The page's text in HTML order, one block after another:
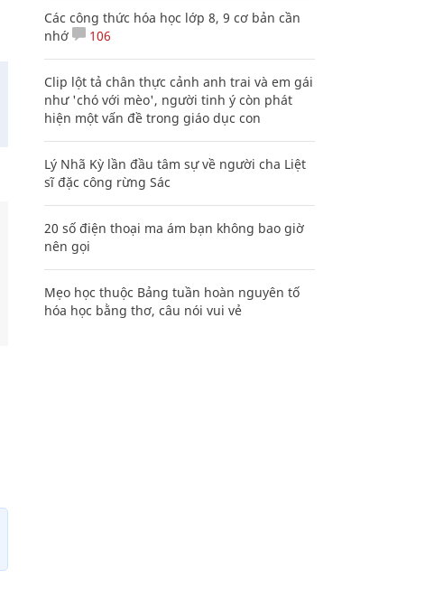
Các công thức hóa học lớp 8, 9 cơ bản cần
nhớ
106
Clip lột tả chân thực cảnh anh trai và em gái
như 'chó với mèo', người tinh ý còn phát
hiện một vấn đề trong giáo dục con
Lý Nhã Kỳ lần đầu tâm sự về người cha Liệt
sĩ đặc công rừng Sác
20 số điện thoại ma ám bạn không bao giờ
nên gọi
Mẹo học thuộc Bảng tuần hoàn nguyên tố
hóa học bằng thơ, câu nói vui vẻ